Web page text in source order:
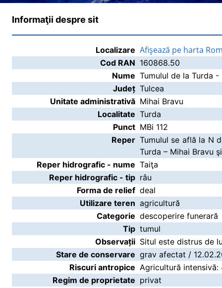
Informaţii despre sit
Localizare Afişează pe harta
Cod RAN 160868.50
Nume Tumulul de la Turda -
Județ Tulcea
Unitate administrativă Mihai Bravu
Localitate Turda
Punct MBi 112
Reper Tumulul se află la N
Turda – Mihai Bravu
Reper hidrografic - nume Taiţa
Reper hidrografic - tip râu
Forma de relief deal
Utilizare teren agricultură
Categorie descoperire funerară
Tip tumul
Observații Situl este distrus de
Stare de conservare grav afectat /
Riscuri antropice Agricultură intensivă:
Regim de proprietate privat